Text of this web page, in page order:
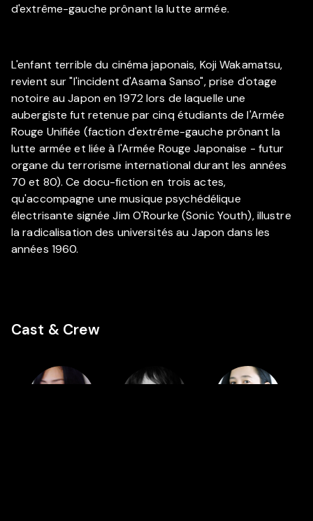
d'extrême-gauche prônant la lutte armée.
L'enfant terrible du cinéma japonais, Koji Wakamatsu,
revient sur "l'incident d'Asama Sanso", prise d'otage
notoire au Japon en 1972 lors de laquelle une
aubergiste fut retenue par cinq étudiants de l'Armée
Rouge Unifiée (faction d'extrême-gauche prônant la
lutte armée et liée à l'Armée Rouge Japonaise - futur
organe du terrorisme international durant les années
70 et 80). Ce docu-fiction en trois actes,
qu'accompagne une musique psychédélique
électrisante signée Jim O'Rourke (Sonic Youth), illustre
la radicalisation des universités au Japon dans les
années 1960.
Cast & Crew